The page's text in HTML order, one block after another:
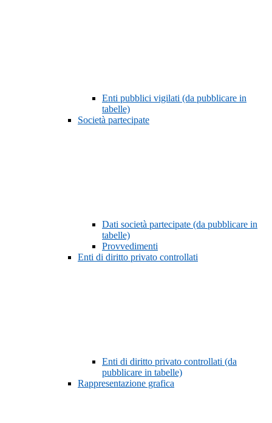
Enti pubblici vigilati (da pubblicare in
tabelle)
Società partecipate
Dati società partecipate (da pubblicare in
tabelle)
Provvedimenti
Enti di diritto privato controllati
Enti di diritto privato controllati (da
pubblicare in tabelle)
Rappresentazione grafica